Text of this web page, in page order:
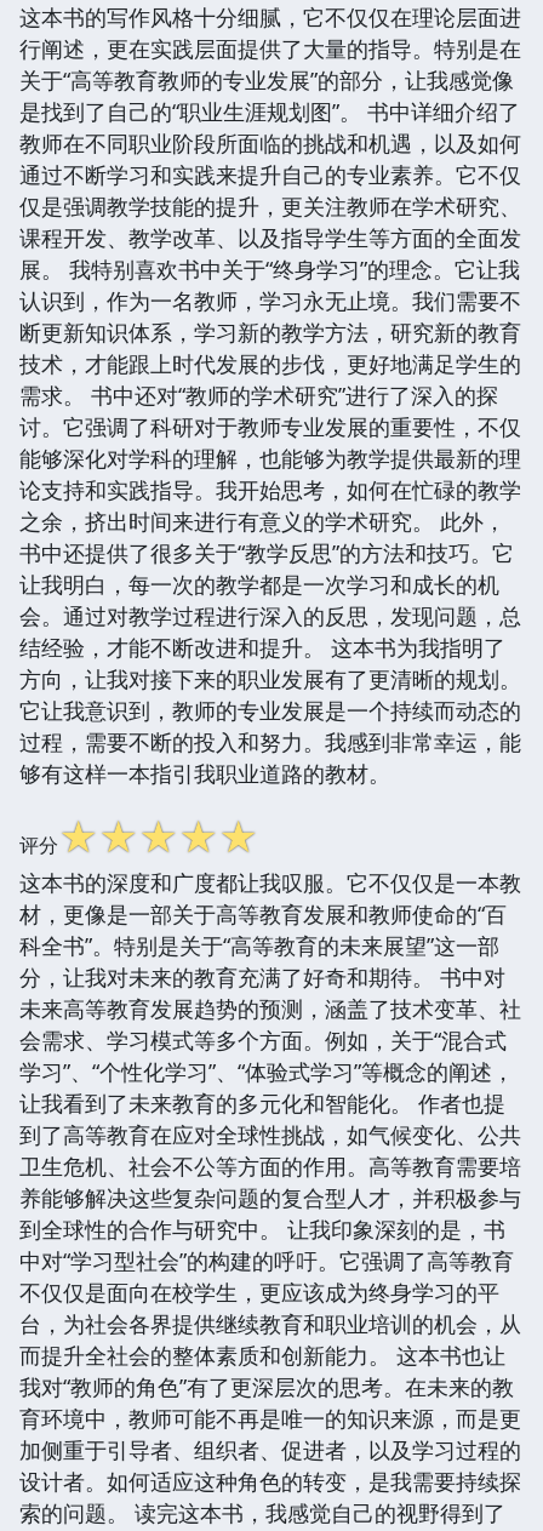
这本书的写作风格十分细腻，它不仅仅在理论层面进
行阐述，更在实践层面提供了大量的指导。特别是在
关于“高等教育教师的专业发展”的部分，让我感觉像
是找到了自己的“职业生涯规划图”。 书中详细介绍了
教师在不同职业阶段所面临的挑战和机遇，以及如何
通过不断学习和实践来提升自己的专业素养。它不仅
仅是强调教学技能的提升，更关注教师在学术研究、
课程开发、教学改革、以及指导学生等方面的全面发
展。 我特别喜欢书中关于“终身学习”的理念。它让我
认识到，作为一名教师，学习永无止境。我们需要不
断更新知识体系，学习新的教学方法，研究新的教育
技术，才能跟上时代发展的步伐，更好地满足学生的
需求。 书中还对“教师的学术研究”进行了深入的探
讨。它强调了科研对于教师专业发展的重要性，不仅
能够深化对学科的理解，也能够为教学提供最新的理
论支持和实践指导。我开始思考，如何在忙碌的教学
之余，挤出时间来进行有意义的学术研究。 此外，
书中还提供了很多关于“教学反思”的方法和技巧。它
让我明白，每一次的教学都是一次学习和成长的机
会。通过对教学过程进行深入的反思，发现问题，总
结经验，才能不断改进和提升。 这本书为我指明了
方向，让我对接下来的职业发展有了更清晰的规划。
它让我意识到，教师的专业发展是一个持续而动态的
过程，需要不断的投入和努力。我感到非常幸运，能
够有这样一本指引我职业道路的教材。
评分☆☆☆☆☆
这本书的深度和广度都让我叹服。它不仅仅是一本教
材，更像是一部关于高等教育发展和教师使命的“百
科全书”。特别是关于“高等教育的未来展望”这一部
分，让我对未来的教育充满了好奇和期待。 书中对
未来高等教育发展趋势的预测，涵盖了技术变革、社
会需求、学习模式等多个方面。例如，关于“混合式
学习”、“个性化学习”、“体验式学习”等概念的阐述，
让我看到了未来教育的多元化和智能化。 作者也提
到了高等教育在应对全球性挑战，如气候变化、公共
卫生危机、社会不公等方面的作用。高等教育需要培
养能够解决这些复杂问题的复合型人才，并积极参与
到全球性的合作与研究中。 让我印象深刻的是，书
中对“学习型社会”的构建的呼吁。它强调了高等教育
不仅仅是面向在校学生，更应该成为终身学习的平
台，为社会各界提供继续教育和职业培训的机会，从
而提升全社会的整体素质和创新能力。 这本书也让
我对“教师的角色”有了更深层次的思考。在未来的教
育环境中，教师可能不再是唯一的知识来源，而是更
加侧重于引导者、组织者、促进者，以及学习过程的
设计者。如何适应这种角色的转变，是我需要持续探
索的问题。 读完这本书，我感觉自己的视野得到了